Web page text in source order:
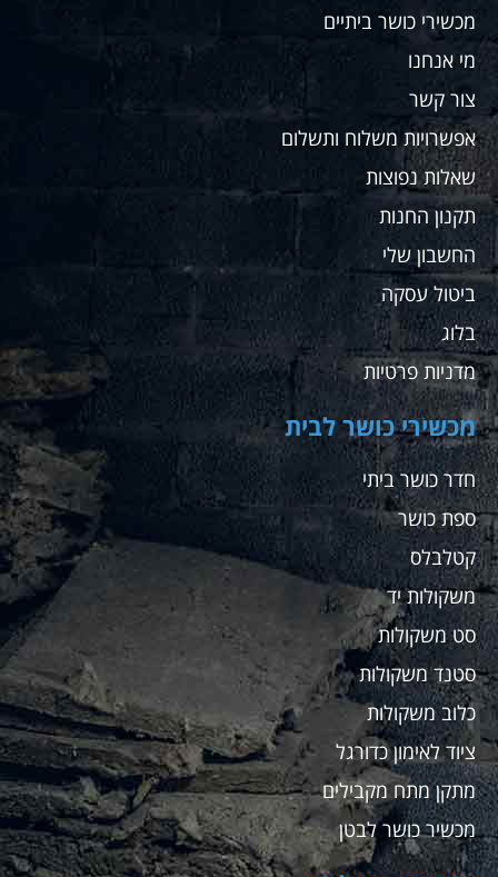
מכשירי כושר ביתיים
מי אנחנו
צור קשר
אפשרויות משלוח ותשלום
שאלות נפוצות
תקנון החנות
החשבון שלי
ביטול עסקה
בלוג
מדניות פרטיות
מכשירי כושר לבית
חדר כושר ביתי
ספת כושר
קטלבלס
משקולות יד
סט משקולות
סטנד משקולות
כלוב משקולות
ציוד לאימון כדורגל
מתקן מתח מקבילים
מכשיר כושר לבטן